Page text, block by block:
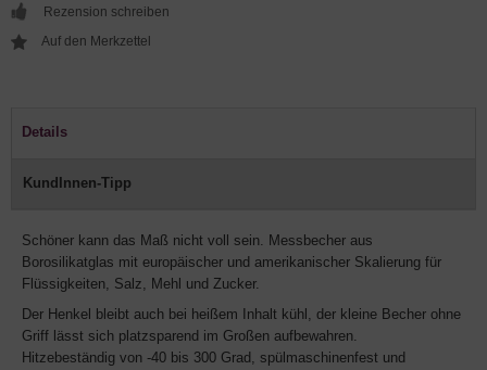
Rezension schreiben
Details
KundInnen-Tipp
Schöner kann das Maß nicht voll sein. Messbecher aus
Borosilikatglas mit europäischer und amerikanischer Skalierung für
Flüssigkeiten, Salz, Mehl und Zucker.
Der Henkel bleibt auch bei heißem Inhalt kühl, der kleine Becher ohne
Griff lässt sich platzsparend im Großen aufbewahren.
Hitzebeständig von -40 bis 300 Grad, spülmaschinenfest und